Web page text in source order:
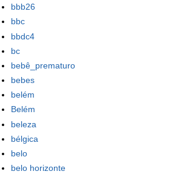
bbb26
bbc
bbdc4
bc
bebê_prematuro
bebes
belém
Belém
beleza
bélgica
belo
belo horizonte